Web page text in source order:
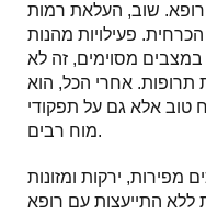
שוב, העלאת רמות
פעילויות מהנות
במצבים מסוימים, זה לא
תרופות. אחרי הכל, הוא
אלא גם על תפקודי
מוח רבים.
מפירות, ירקות ומזונות
ללא התייעצות עם רופא